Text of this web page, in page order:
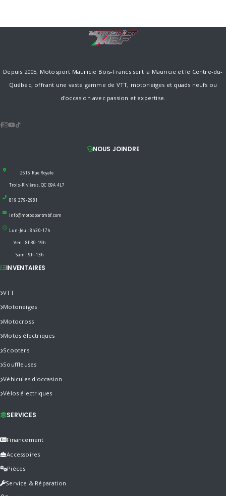
Depuis 2005, Motosport Mauricie Bois-Francs sert la Mauricie et le Centre-du-
Québec, offrant une vaste gamme de VTT, motoneiges et quads neufs ou
d'occasion avec passion et expertise.
NOUS JOINDRE
2515 Rue Royale
Trois-Rivières, QC G9A 4L7
819 379-2981
info@motosportmbf.com
Lun-Jeu : 8h30-17h
Ven : 8h30-19h
Sam : 9h-13h
INVENTAIRES
VTT
Motoneiges
Motocross
Motos électriques
Scooters
Souffleuses
Véhicules d'occasion
Vélos électriques
SERVICES
Financement
Accessoires
Pièces
Service & Réparation